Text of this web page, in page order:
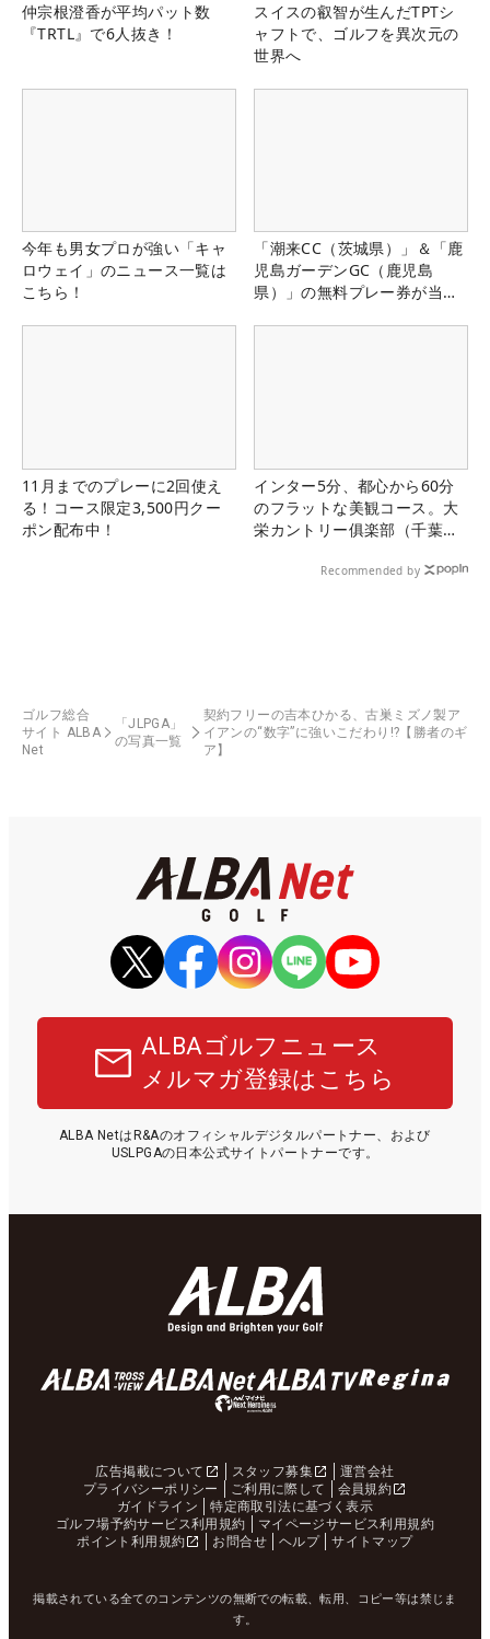
仲宗根澄香が平均パット数
『TRTL』で6人抜き！
スイスの叡智が生んだTPTシ
ャフトで、ゴルフを異次元の
世界へ
今年も男女プロが強い「キャ
ロウェイ」のニュース一覧は
こちら！
「潮来CC（茨城県）」＆「鹿
児島ガーデンGC（鹿児島
県）」の無料プレー券が当た
11月までのプレーに2回使え
る！コース限定3,500円クー
ポン配布中！
インター5分、都心から60分
のフラットな美観コース。大
栄カントリー俱楽部（千葉
Recommended by
ゴルフ総合
サイト ALBA
Net
「JLPGA」
の写真一覧
契約フリーの吉本ひかる、古巣ミズノ製ア
イアンの“数字”に強いこだわり!?【勝者のギ
ア】
ALBAゴルフニュース
メルマガ登録はこちら
ALBA NetはR&Aのオフィシャルデジタルパートナー、および
USLPGAの日本公式サイトパートナーです。
広告掲載について スタッフ募集
運営会社
プライバシーポリシー
ご利用に際して
会員規約
ガイドライン
特定商取引法に基づく表示
ゴルフ場予約サービス利用規約
マイページサービス利用規約
ポイント利用規約
お問合せ ヘルプ サイトマップ
掲載されている全てのコンテンツの無断での転載、転用、コピー等は禁じま
す。